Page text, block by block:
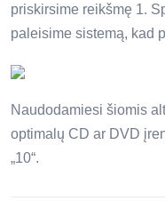
priskirsime reikšmę 1.
paleisime sistemą, kad
Naudodamiesi šiomis
optimalų CD ar DVD
„10“.